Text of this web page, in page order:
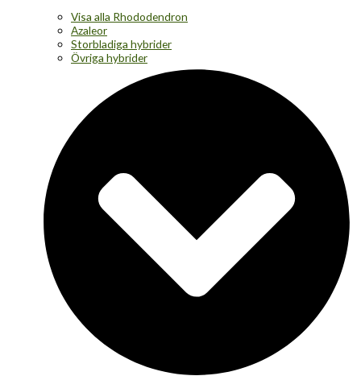
Visa alla Rhododendron
Azaleor
Storbladiga hybrider
Övriga hybrider